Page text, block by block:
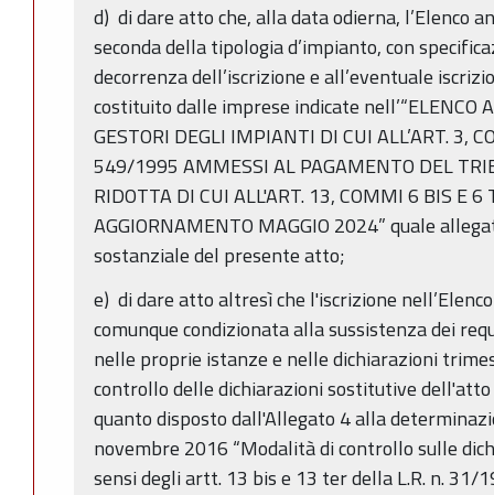
d) di dare atto che, alla data odierna, l’Elenco
seconda della tipologia d’impianto, con
decorrenza dell’iscrizione e all’eventuale
costituito dalle imprese indicate nell’“ELENCO
GESTORI DEGLI IMPIANTI DI CUI ALL’ART. 3,
549/1995 AMMESSI AL PAGAMENTO DEL
RIDOTTA DI CUI ALL'ART. 13, COMMI 6 BIS E
AGGIORNAMENTO MAGGIO 2024” quale
sostanziale del presente atto;
e) di dare atto altresì che l'iscrizione
comunque condizionata alla sussistenza dei
nelle proprie istanze e nelle dichiarazioni
controllo delle dichiarazioni sostitutive
quanto disposto dall'Allegato 4 alla
novembre 2016 “Modalità di controllo sulle
sensi degli artt. 13 bis e 13 ter della L.R. n. 31/